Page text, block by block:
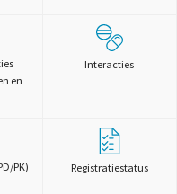
en
Interacties
PK) Registratiestatus